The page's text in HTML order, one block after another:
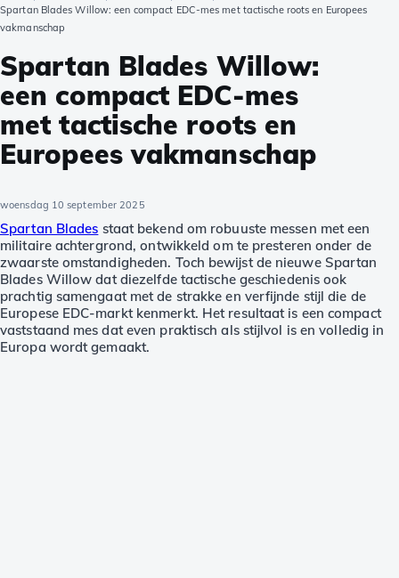
Spartan Blades Willow: een compact EDC-mes met tactische roots en Europees
vakmanschap
Spartan Blades Willow:
een compact EDC-mes
met tactische roots en
Europees vakmanschap
woensdag 10 september 2025
Spartan Blades staat bekend om robuuste messen met een
militaire achtergrond, ontwikkeld om te presteren onder de
zwaarste omstandigheden. Toch bewijst de nieuwe Spartan
Blades Willow dat diezelfde tactische geschiedenis ook
prachtig samengaat met de strakke en verfijnde stijl die de
Europese EDC-markt kenmerkt. Het resultaat is een compact
vaststaand mes dat even praktisch als stijlvol is en volledig in
Europa wordt gemaakt.